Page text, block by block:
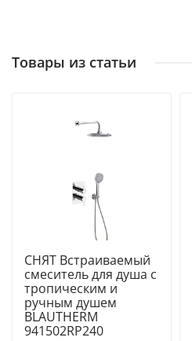
Товары из статьи
СНЯТ Встраиваемый
смеситель для душа с
тропическим и
ручным душем
BLAUTHERM
941502RP240